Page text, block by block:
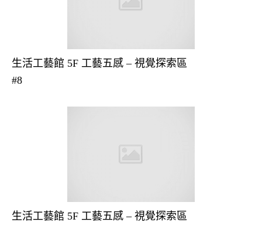
生活工藝館 5F 工藝五感 – 視覺探索區
#8
生活工藝館 5F 工藝五感 – 視覺探索區